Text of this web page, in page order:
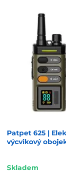
Patpet 625 |
výcvikový
Skladem